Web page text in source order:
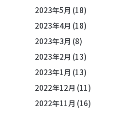
2023年5月 (18)
2023年4月 (18)
2023年3月 (8)
2023年2月 (13)
2023年1月 (13)
2022年12月 (11)
2022年11月 (16)